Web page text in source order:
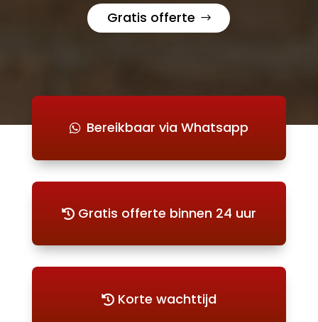
Gratis offerte
Bereikbaar via Whatsapp
Gratis offerte binnen 24 uur
Korte wachttijd